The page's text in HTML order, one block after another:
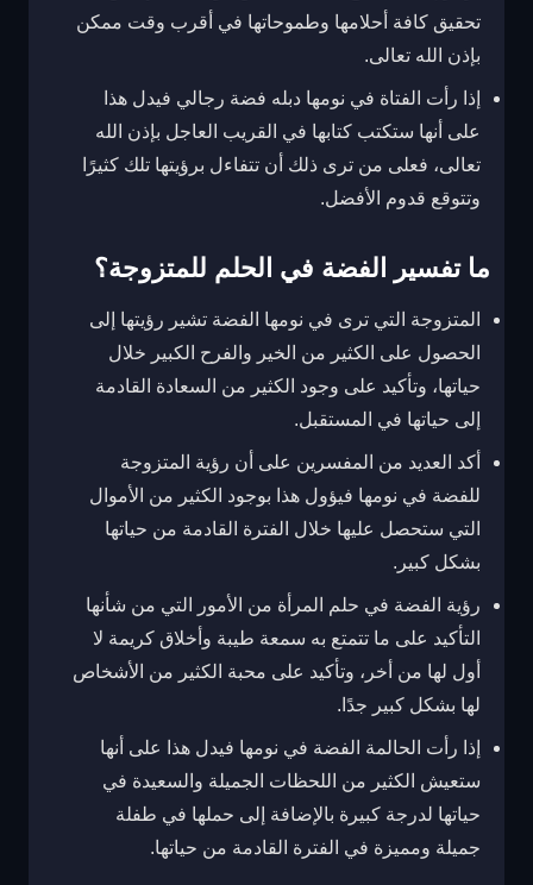
تحقيق كافة أحلامها وطموحاتها في أقرب وقت ممكن
بإذن الله تعالى.
إذا رأت الفتاة في نومها دبله فضة رجالي فيدل هذا
على أنها ستكتب كتابها في القريب العاجل بإذن الله
تعالى، فعلى من ترى ذلك أن تتفاءل برؤيتها تلك كثيرًا
وتتوقع قدوم الأفضل.
ما تفسير الفضة في الحلم للمتزوجة؟
المتزوجة التي ترى في نومها الفضة تشير رؤيتها إلى
الحصول على الكثير من الخير والفرح الكبير خلال
حياتها، وتأكيد على وجود الكثير من السعادة القادمة
إلى حياتها في المستقبل.
أكد العديد من المفسرين على أن رؤية المتزوجة
للفضة في نومها فيؤول هذا بوجود الكثير من الأموال
التي ستحصل عليها خلال الفترة القادمة من حياتها
بشكل كبير.
رؤية الفضة في حلم المرأة من الأمور التي من شأنها
التأكيد على ما تتمتع به سمعة طيبة وأخلاق كريمة لا
أول لها من أخر، وتأكيد على محبة الكثير من الأشخاص
لها بشكل كبير جدًا.
إذا رأت الحالمة الفضة في نومها فيدل هذا على أنها
ستعيش الكثير من اللحظات الجميلة والسعيدة في
حياتها لدرجة كبيرة بالإضافة إلى حملها في طفلة
جميلة ومميزة في الفترة القادمة من حياتها.